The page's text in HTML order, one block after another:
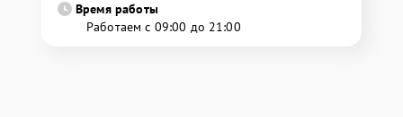
Время работы
Работаем с 09:00 до 21:00